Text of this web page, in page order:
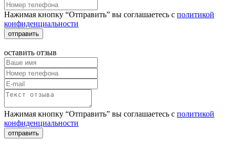
Нажимая кнопку “Отправить” вы соглашаетесь с политикой
конфиденциальности
отправить
оставить отзыв
Нажимая кнопку “Отправить” вы соглашаетесь с политикой
конфиденциальности
отправить